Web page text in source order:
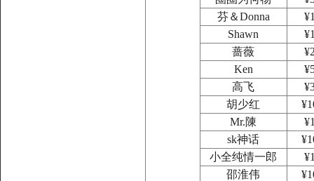
芬＆Donna
Shawn
蔷薇
Ken
高飞
胡少红
Mr.陳
sk神话
小全纯情一郎
邵淮伟